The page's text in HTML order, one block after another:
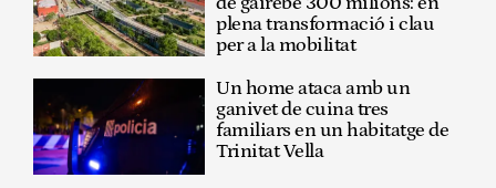
plena transformació i clau
per a la mobilitat
Un home ataca amb un
ganivet de cuina tres
familiars en un habitatge de
Trinitat Vella